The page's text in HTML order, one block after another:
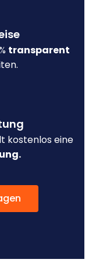
transparent
kostenlos eine